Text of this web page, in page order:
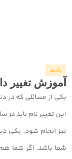
دامنه
آموزش تغییر
یکی از مسائلی که در
این تغییر نام باید
نیز انجام شود. یکی
شما باشد. اگر شما هم